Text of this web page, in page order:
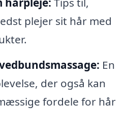
plejer sit hår med
En
der også kan
fordele for hår